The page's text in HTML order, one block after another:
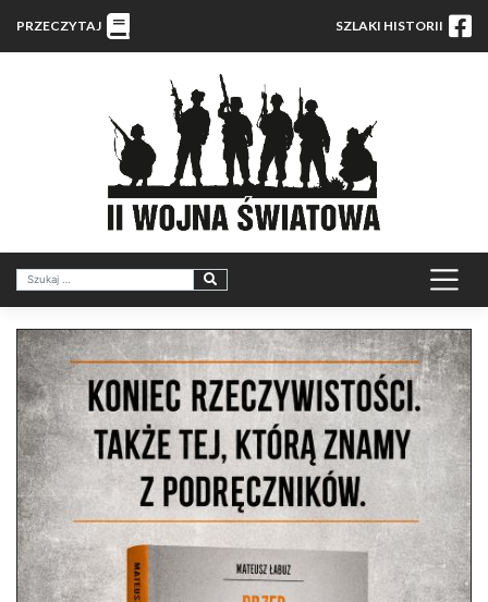
PRZECZYTAJ SZLAKI HISTORII